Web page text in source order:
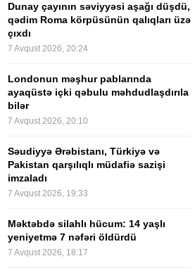
Dunay çayının səviyyəsi aşağı düşdü,
qədim Roma körpüsünün qalıqları üzə
çıxdı
7 Avqust 2026, 20:24
Londonun məşhur pablarında
ayaqüstə içki qəbulu məhdudlaşdırıla
bilər
7 Avqust 2026, 20:10
Səudiyyə Ərəbistanı, Türkiyə və
Pakistan qarşılıqlı müdafiə sazişi
imzaladı
7 Avqust 2026, 19:33
Məktəbdə silahlı hücum: 14 yaşlı
yeniyetmə 7 nəfəri öldürdü
7 Avqust 2026, 18:17